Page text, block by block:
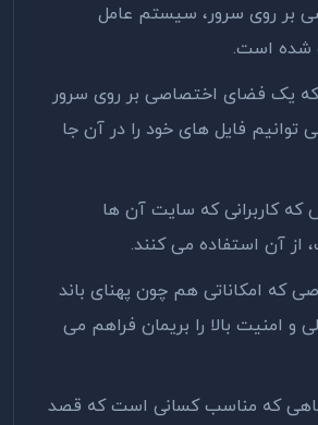
بر روی سرور، سیستم عامل
شده است.
یک فضای اختصاصی بر روی سرور
توانیم فایل های خود را در آن جا
کاربرانی که سایت آن ها
از آن استفاده می کنند.
که امکاناتی هم چون پهنای باند
و امنیت بالا را بریمان فراهم می
که مناسب کسانی است که قصد